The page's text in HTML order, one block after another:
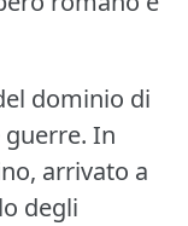
dominio di
In
arrivato a
degli